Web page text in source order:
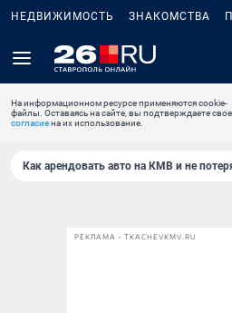
НЕДВИЖИМОСТЬ ЗНАКОМСТВА
На информационном ресурсе применяются cookie-
файлы. Оставаясь на сайте, вы подтверждаете свое
согласиена их использование.
Как арендовать авто на КМВ и не
РЕКЛАМА • TKACHEVKMV.RU